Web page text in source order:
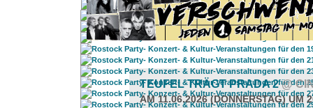
TEUFEL TRÄGT PRADA 2@
AM 11.06.2026 (DONNERSTAG) UM